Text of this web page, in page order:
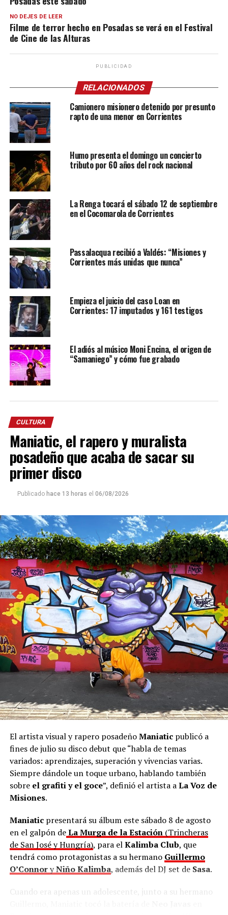
NO DEJES DE LEER
Filme de terror hecho en Posadas se verá en el Festival
de Cine de las Alturas
PUBLICIDAD
RELACIONADOS
Camionero misionero detenido por presunto
rapto de una menor en Corrientes
Humo presenta el domingo un concierto
tributo por 60 años del rock nacional
La Renga tocará el sábado 12 de septiembre
en el Cocomarola de Corrientes
Passalacqua recibió a Valdés: “Misiones y
Corrientes más unidas que nunca”
Empieza el juicio del caso Loan en
Corrientes: 17 imputados y 161 testigos
El adiós al músico Moni Encina, el origen de
“Samaniego” y cómo fue grabado
CULTURA
Maniatic, el rapero y muralista
posadeño que acaba de sacar su
primer disco
Publicado hace 13 horas el 06/08/2026
El artista visual y rapero posadeñoManiaticpublicó a
fines de julio su disco debut que “habla de temas
variados: aprendizajes, superación y vivencias varias.
Siempre dándole un toque urbano, hablando también
sobre el grafiti y el goce”, definió el artista aLa Voz de
Misiones.
Maniaticpresentará su álbum este sábado 8 de agosto
en el galpón deLa Murga de la Estación(Trincheras
de San José y Hungría), para elKalimba Club, que
tendrá como protagonistas a su hermano Guillermo
O’ConnoryNiño Kalimba, además del DJ set de Sasa.
Cuando era apenas un adolescente, junto a su hermano